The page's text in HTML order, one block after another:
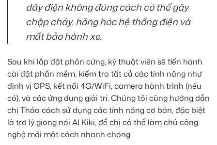
dây điện không đúng cách có thể gây
chập cháy, hỏng hóc hệ thống điện và
mất bảo hành xe.
Sau khi lắp đặt phần cứng, kỹ thuật viên sẽ tiến hành
cài đặt phần mềm, kiểm tra tất cả các tính năng như
định vị GPS, kết nối 4G/WiFi, camera hành trình (nếu
có), và các ứng dụng giải trí. Chúng tôi cũng hướng dẫn
chị Thảo cách sử dụng các tính năng cơ bản, đặc biệt
là trợ lý giọng nói AI Kiki, để chị có thể làm chủ công
nghệ mới một cách nhanh chóng.